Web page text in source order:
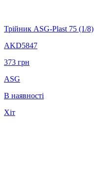
Трійник ASG-Plast 75 (1/8)
AKD5847
373 грн
ASG
В наявності
Хіт